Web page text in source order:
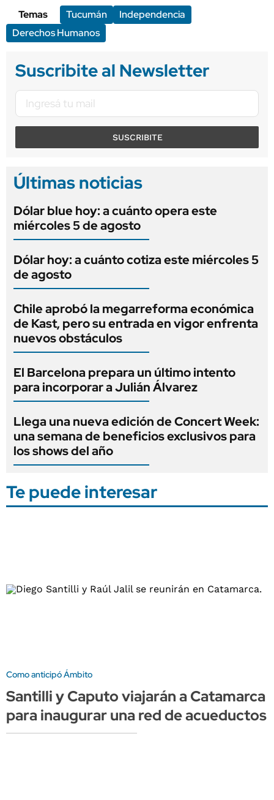
Temas
Tucumán
Independencia
Derechos Humanos
Suscribite al Newsletter
SUSCRIBITE
Últimas noticias
Dólar blue hoy: a cuánto opera este
miércoles 5 de agosto
Dólar hoy: a cuánto cotiza este miércoles 5
de agosto
Chile aprobó la megarreforma económica
de Kast, pero su entrada en vigor enfrenta
nuevos obstáculos
El Barcelona prepara un último intento
para incorporar a Julián Álvarez
Llega una nueva edición de Concert Week:
una semana de beneficios exclusivos para
los shows del año
Te puede interesar
Como anticipó Ámbito
Santilli y Caputo viajarán a Catamarca
para inaugurar una red de acueductos